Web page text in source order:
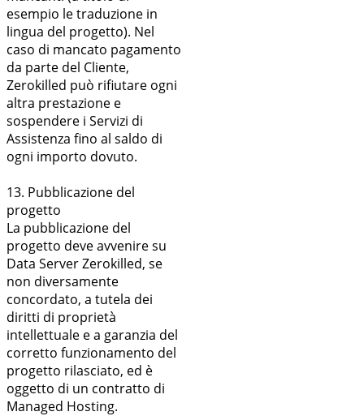
esempio le traduzione in
lingua del progetto). Nel
caso di mancato pagamento
da parte del Cliente,
Zerokilled può rifiutare ogni
altra prestazione e
sospendere i Servizi di
Assistenza fino al saldo di
ogni importo dovuto.
13. Pubblicazione del
progetto
La pubblicazione del
progetto deve avvenire su
Data Server Zerokilled, se
non diversamente
concordato, a tutela dei
diritti di proprietà
intellettuale e a garanzia del
corretto funzionamento del
progetto rilasciato, ed è
oggetto di un contratto di
Managed Hosting.